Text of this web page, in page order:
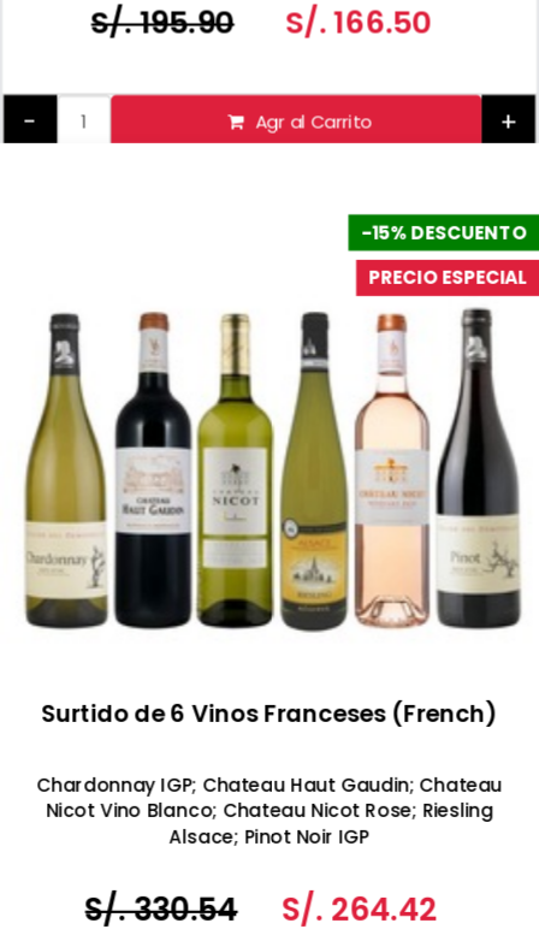
S/. 195.90 S/. 166.50
- Agr al Carrito +
-15% DESCUENTO
PRECIO ESPECIAL
Surtido de 6 Vinos Franceses (French)
Chardonnay IGP; Chateau Haut Gaudin; Chateau
Nicot Vino Blanco; Chateau Nicot Rose; Riesling
Alsace; Pinot Noir IGP
S/. 330.54 S/. 264.42